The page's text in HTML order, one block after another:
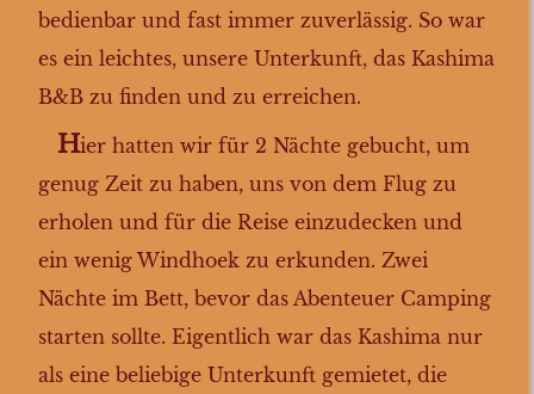
bedienbar und fast immer zuverlässig. So war
es ein leichtes, unsere Unterkunft, das Kashima
B&B zu finden und zu erreichen.
Hier hatten wir für 2 Nächte gebucht, um
genug Zeit zu haben, uns von dem Flug zu
erholen und für die Reise einzudecken und
ein wenig Windhoek zu erkunden. Zwei
Nächte im Bett, bevor das Abenteuer Camping
starten sollte. Eigentlich war das Kashima nur
als eine beliebige Unterkunft gemietet, die